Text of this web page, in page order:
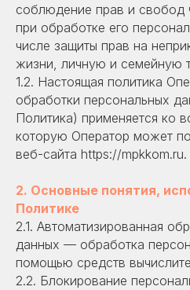
соблюдение прав и свобод
при обработке его
числе защиты прав на
жизни, личную и семейную
1.2. Настоящая политика
обработки персональных
Политика) применяется ко
которую Оператор может
веб-сайта https://mpkkom.ru.
2. Основные понятия,
Политике
2.1. Автоматизированная
данных — обработка
помощью средств
2.2. Блокирование